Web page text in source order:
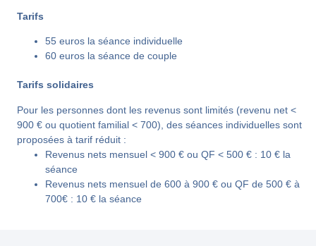
Tarifs
55 euros la séance individuelle
60 euros la séance de couple
Tarifs solidaires
Pour les personnes dont les revenus sont limités (revenu net <
900 € ou quotient familial < 700), des séances individuelles sont
proposées à tarif réduit :
Revenus nets mensuel < 900 € ou QF < 500 € : 10 € la
séance
Revenus nets mensuel de 600 à 900 € ou QF de 500 € à
700€ : 10 € la séance